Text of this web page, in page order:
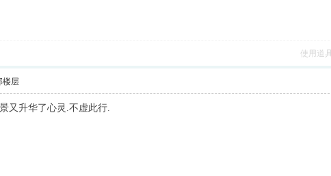
使用道具
楼层
又升华了心灵.不虚此行.